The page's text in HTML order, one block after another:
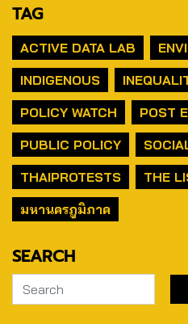
TAG
ACTIVE DATA LAB
INDIGENOUS
POLICY WATCH
POST
PUBLIC POLICY
THAIPROTESTS
THE
มหานครภูมิภาค
SEARCH